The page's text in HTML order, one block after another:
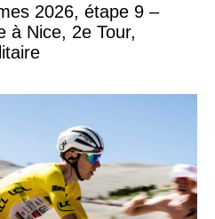
2026, étape 9 –
à Nice, 2e Tour,